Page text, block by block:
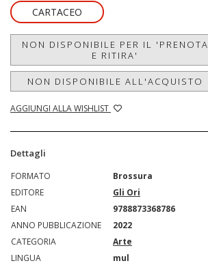
CARTACEO
NON DISPONIBILE PER IL 'PRENOTA
E RITIRA'
NON DISPONIBILE ALL'ACQUISTO
AGGIUNGI ALLA WISHLIST
Dettagli
FORMATO
Brossura
EDITORE
Gli Ori
EAN
9788873368786
ANNO PUBBLICAZIONE
2022
CATEGORIA
Arte
LINGUA
mul